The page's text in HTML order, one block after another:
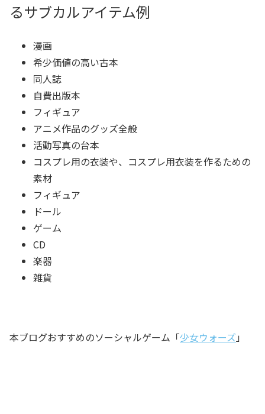
るサブカルアイテム例
漫画
希少価値の高い古本
同人誌
自費出版本
フィギュア
アニメ作品のグッズ全般
活動写真の台本
コスプレ用の衣装や、コスプレ用衣装を作るための
素材
フィギュア
ドール
ゲーム
CD
楽器
雑貨
本ブログおすすめのソーシャルゲーム「少女ウォーズ 」